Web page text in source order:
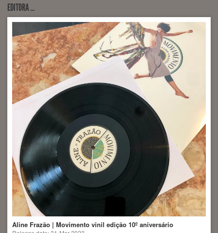
EDITORA …
Aline Frazão | Movimento vinil edição 10º aniversário